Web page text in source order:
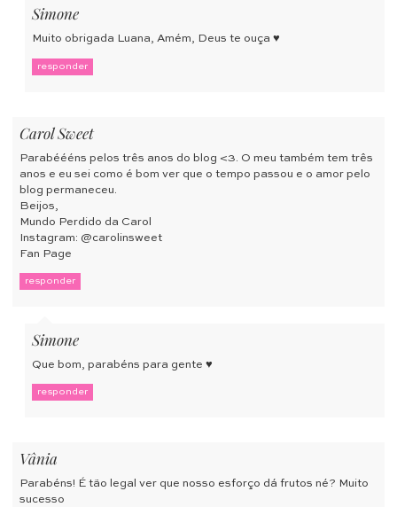
Simone
Muito obrigada Luana, Amém, Deus te ouça ♥
responder
Carol Sweet
Parabéééns pelos três anos do blog <3. O meu também tem três
anos e eu sei como é bom ver que o tempo passou e o amor pelo
blog permaneceu.
Beijos,
Mundo Perdido da Carol
Instagram: @carolinsweet
Fan Page
responder
Simone
Que bom, parabéns para gente ♥
responder
Vânia
Parabéns! É tão legal ver que nosso esforço dá frutos né? Muito
sucesso